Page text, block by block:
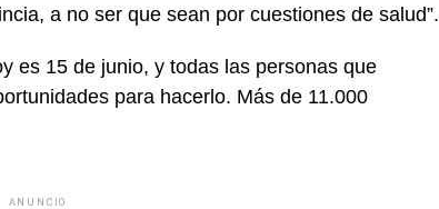
a no ser que sean por cuestiones de salud”.
es 15 de junio, y todas las personas que
para hacerlo. Más de 11.000
ANUNCIO